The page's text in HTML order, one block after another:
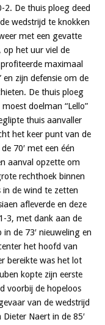
De thuis ploeg deed
wedstrijd te knokken
met een gevatte
op het uur viel de
maximaal
en zijn defensie om de
De thuis ploeg
doelman “Lello”
thuis aanvaller
het keer punt van de
70′ met een één
aanval opzette om
rechthoek binnen
in de wind te zetten
afleverde en deze
3, met dank aan de
de 73′ nieuweling en
het hoofd van
bereikte was het lot
kopte zijn eerste
voorbij de hopeloos
van de wedstrijd
Naert in de 85′